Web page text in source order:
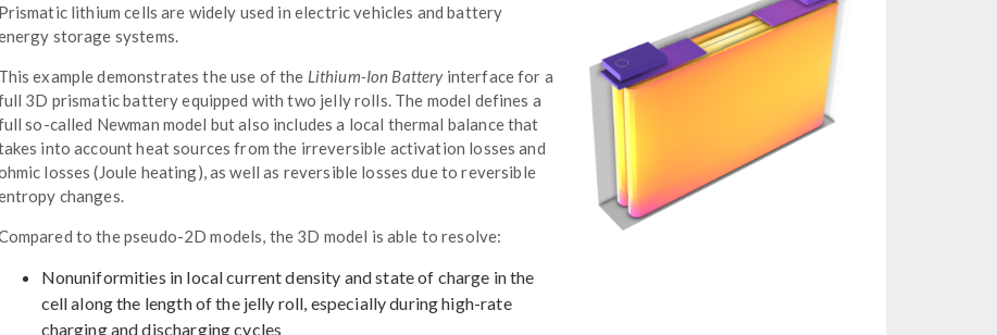
Prismatic lithium cells are widely used in electric vehicles and battery
storage systems.
This example demonstrates the use of the Lithium-Ion Batteryinterface for a
3D prismatic battery equipped with two jelly rolls. The model defines a
so-called Newman model but also includes a local thermal balance that
into account heat sources from the irreversible activation losses and
losses (Joule heating), as well as reversible losses due to reversible
changes.
to the pseudo-2D models, the 3D model is able to resolve:
Nonuniformities in local current density and state of charge in the
cell along the length of the jelly roll, especially during high-rate
charging and discharging cycles